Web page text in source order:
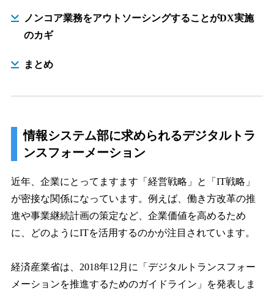
ノンコア業務をアウトソーシングすることがDX実施
のカギ
まとめ
情報システム部に求められるデジタルトラ
ンスフォーメーション
近年、企業にとってますます「経営戦略」と「IT戦略」
が密接な関係になっています。例えば、働き方改革の推
進や事業継続計画の策定など、企業価値を高めるため
に、どのようにITを活用するのかが注目されています。
経済産業省は、2018年12月に「デジタルトランスフォー
メーションを推進するためのガイドライン」を発表しま